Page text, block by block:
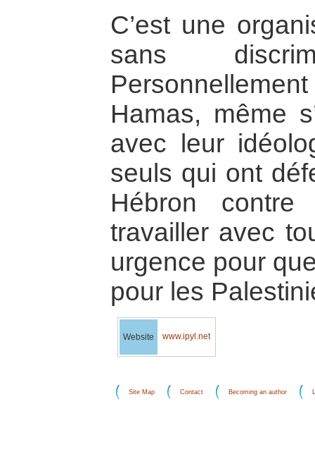
C’est une
sans
Hamas, même
avec leur
seuls qui ont
Hébron
travailler avec
urgence pour
pour les
Website www.ipyl.net
Site Map Contact Becoming an author